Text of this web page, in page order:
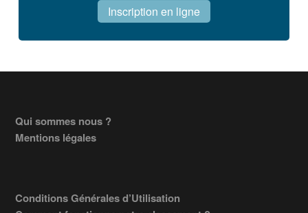
Inscription en ligne
Footer
Qui sommes nous ?
Mentions légales
Conditions Générales d’Utilisation